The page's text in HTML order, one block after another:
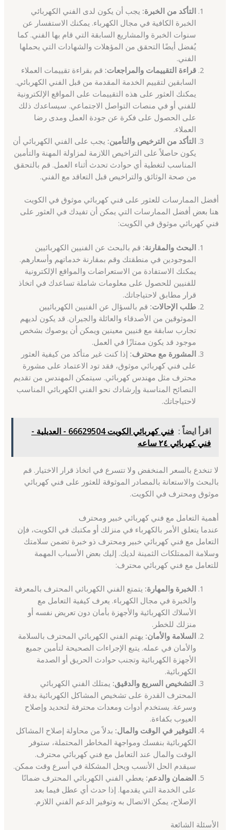
التأكد من الخبرة: يجب أن يكون لدى الفني الكهربائي
الخبرة الكافية في مجال الكهرباء. يمكنك الاستفسار عن
سنوات الخبرة والمشاريع السابقة التي قام بها الفني. كما
يُفضل أيضًا التحقق من المؤهلات والشهادات التي يحملها
الفني.
قراءة التقييمات والمراجعات: قم بقراءة تقييمات العملاء
السابقين لتقييم الخدمة المقدمة من قبل الفني الكهربائي.
يمكنك العثور على هذه التقييمات على المواقع الإلكترونية
للفني أو في منصات التواصل الاجتماعي. سيساعدك ذلك
على الحصول على فكرة عن جودة العمل ومدى رضا
العملاء.
التأكد من الترخيص والتأمين: يجب على الفني الكهربائي أن
يكون حاصلاً على التراخيص اللازمة لمزاولة المهنة والتأمين
المناسب لتغطية أي حوادث تحدث أثناء العمل. قم بالتحقق
من صحة الوثائق والتراخيص قبل التعاقد مع الفني.
أفضل الممارسات للعثور على فني كهربائي موثوق في الكويت
هنا بعض أفضل الممارسات التي يمكن أن تفيدك في العثور على
فني كهربائي موثوق في الكويت:
البحث والمقارنة: قم بالبحث عن الفنيين الكهربائيين
الموجودين في منطقتك وقم بمقارنة خدماتهم وأسعارهم.
يمكنك الاستفادة من الاستعراضات والمواقع الإلكترونية
للفنيين للحصول على معلومات شاملة تساعدك في اتخاذ
قرار مطابق لاحتياجاتك.
طلب الإحالات: قم بالسؤال عن الفنيين الكهربائيين
الموثوقين من الأصدقاء والعائلة والجيران. قد يكون لديهم
تجارب سابقة مع فنيين معينين ويمكن أن يوصوك بشخص
موجود قد يكون ممتازًا في العمل.
المشورة مع محترف: إذا كنت غير متأكد من كيفية العثور
على فني كهربائي موثوق، فقد تود الاعتماد على مشورة
محترف مثل مهندس كهربائي. سيتمكن المهندس من تقديم
النصائح المناسبة وإرشادك نحو الفني الكهربائي المناسب
لاحتياجاتك.
اقرأ ايضاً :
فني كهربائي الكويت 66629504 - العديلية -
فني كهربائي ٢٤ ساعه
لا تنخدع بالسعر المنخفض ولا تتسرع في اتخاذ قرار الاختيار. قم
بالبحث والاستعانة بالمصادر الموثوقة للعثور على فني كهربائي
موثوق ومحترف في الكويت.
أهمية التعامل مع فني كهربائي خبير ومحترف
عندما يتعلق الأمر بالكهرباء في منزلك أو مكتبك في الكويت، فإن
التعامل مع فني كهربائي خبير ومحترف ذو خبرة تضمن سلامتك
وسلامة الممتلكات الثمينة لديك. إليك بعض الأسباب المهمة
للتعامل مع فني كهربائي محترف:
الخبرة والمهارة: يتمتع الفني الكهربائي المحترف بالمعرفة
والخبرة في مجال الكهرباء. يعرف كيفية التعامل مع
الأسلاك الكهربائية والأجهزة بأمان دون تعريض نفسه أو
منزلك للخطر.
السلامة والأمان: يهتم الفني الكهربائي المحترف بالسلامة
والأمان في عمله. يتبع الإجراءات الصحيحة لتأمين جميع
الأجهزة الكهربائية وتجنب حوادث الحريق أو الصدمة
الكهربائية.
التشخيص السريع والدقيق: يمتلك الفني الكهربائي
المحترف القدرة على تشخيص المشاكل الكهربائية بدقة
وسرعة. يستخدم أدوات ومعدات محترفة لتحديد وإصلاح
العيوب بكفاءة.
التوفير في الوقت والمال: بدلاً من محاولة إصلاح المشاكل
الكهربائية بنفسك ومواجهة المخاطر المحتملة، ستوفر
الوقت والمال عند التعامل مع فني كهربائي محترف.
سيقدم الحل الأنسب ويحل المشكلة في أسرع وقت ممكن.
الضمان والدعم: يعطي الفني الكهربائي المحترف ضمانًا
على الخدمة التي يقدمها. إذا حدث أي عطل فيما بعد
الإصلاح، يمكن الاتصال به وتوفير الدعم الفني اللازم.
الأسئلة الشائعة